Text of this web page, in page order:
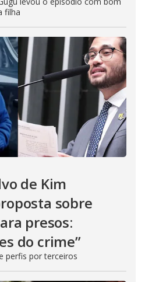
filha
de Kim
sobre
presos:
do crime”
perfis por terceiros